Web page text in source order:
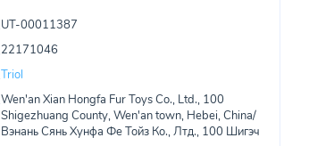
UT-00011387
22171046
Triol
Wen'an Xian Hongfa Fur Toys Co., Ltd., 100
Shigezhuang County, Wen'an town, Hebei, China/
Вэнань Сянь Хунфа Фе Тойз Ко., Лтд., 100 Шигэч